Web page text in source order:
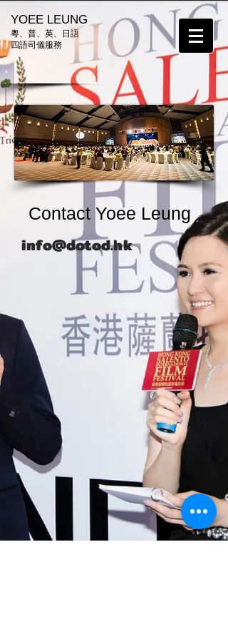
​ YOEE LEUNG
粵、普、英、日語
四語司儀服務
Contact Yoee Leung
info@dotod.hk